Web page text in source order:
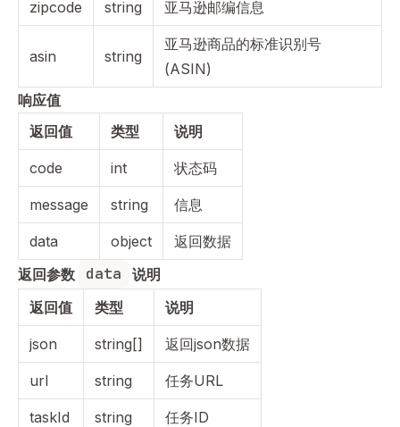
zipcode string 亚马逊邮编信息
asin string
亚马逊商品的标准识别号
(ASIN)
响应值
返回值
类型 说明
code int 状态码
message string 信息
data object
返回数据
返回参数
data
说明
返回值
类型 说明
json string[] 返回json数据
url string 任务URL
taskId string
任务ID